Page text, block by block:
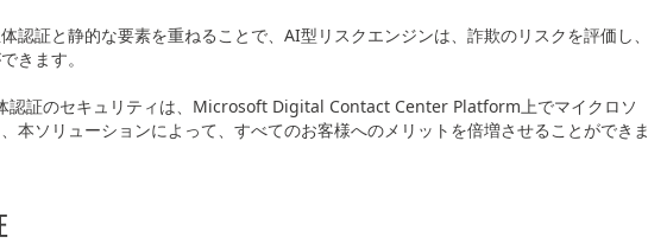
認証と静的な要素を重ねることで、AI型リスクエンジンは、詐欺のリスクを評価し、
きます。
認証のセキュリティは、Microsoft Digital Contact Center Platform上でマイクロソ
本ソリューションによって、すべてのお客様へのメリットを倍増させることができま